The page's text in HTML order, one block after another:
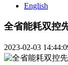
English
全省能耗双控
2023-02-03